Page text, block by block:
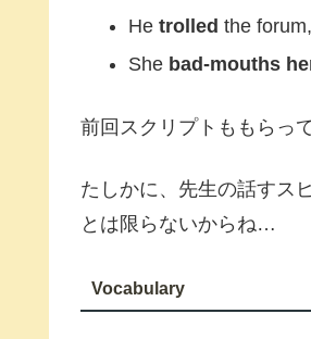
He trolled the
She bad-mouths
前回スクリプトももらっ
たしかに、先生の話すス
とは限らないからね…
Vocabulary